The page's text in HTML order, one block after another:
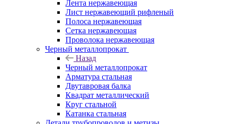
Лента нержавеющая
Лист нержавеющий рифленый
Полоса нержавеющая
Сетка нержавеющая
Проволока нержавеющая
Черный металлопрокат
Назад
Черный металлопрокат
Арматура стальная
Двутавровая балка
Квадрат металлический
Круг стальной
Катанка стальная